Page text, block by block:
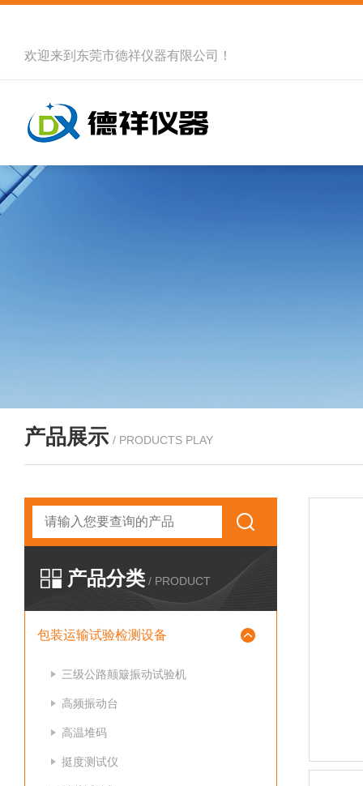
欢迎来到 东莞市德祥仪器有限公司 ！
产品展示 / PRODUCTS PLAY
产品分类 / PRODUCT
包装运输试验检测设备
三级公路颠簸振动试验机
高频振动台
高温堆码
挺度测试仪